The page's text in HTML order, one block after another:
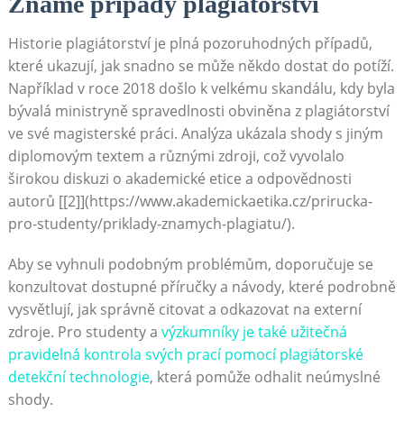
Historie plagiátorství je plná pozoruhodných případů,
které ukazují, jak snadno se může někdo dostat do potíží.
Například v roce 2018 došlo k velkému skandálu, kdy byla
bývalá ministryně spravedlnosti obviněna z plagiátorství
ve své magisterské práci. Analýza ukázala shody s jiným
diplomovým textem a různými zdroji, což vyvolalo
širokou diskuzi o akademické etice a odpovědnosti
autorů [[2]](https://www.akademickaetika.cz/prirucka-
pro-studenty/priklady-znamych-plagiatu/).
Aby se vyhnuli podobným problémům, doporučuje se
konzultovat dostupné příručky a návody, které podrobně
vysvětlují, jak správně citovat a odkazovat na externí
zdroje. Pro studenty a výzkumníky je také užitečná
pravidelná kontrola svých prací pomocí plagiátorské
detekční technologie, která pomůže odhalit neúmyslné
shody.